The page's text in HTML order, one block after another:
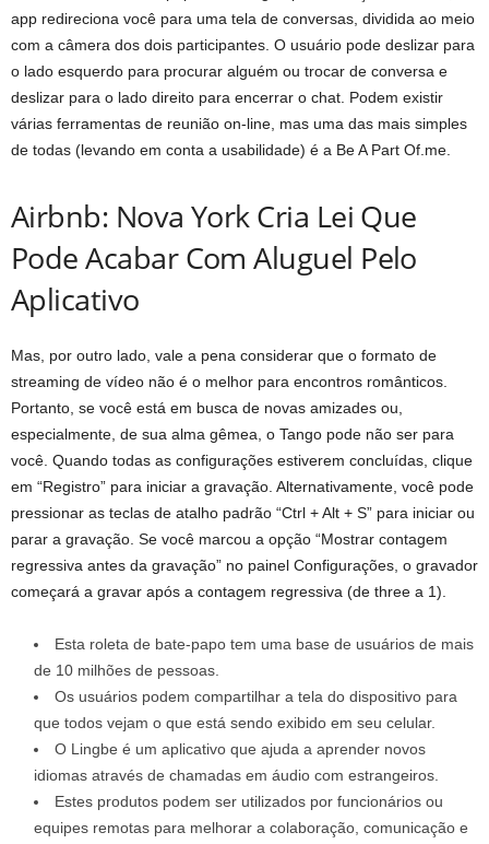
app redireciona você para uma tela de conversas, dividida ao meio
com a câmera dos dois participantes. O usuário pode deslizar para
o lado esquerdo para procurar alguém ou trocar de conversa e
deslizar para o lado direito para encerrar o chat. Podem existir
várias ferramentas de reunião on-line, mas uma das mais simples
de todas (levando em conta a usabilidade) é a Be A Part Of.me.
Airbnb: Nova York Cria Lei Que
Pode Acabar Com Aluguel Pelo
Aplicativo
Mas, por outro lado, vale a pena considerar que o formato de
streaming de vídeo não é o melhor para encontros românticos.
Portanto, se você está em busca de novas amizades ou,
especialmente, de sua alma gêmea, o Tango pode não ser para
você. Quando todas as configurações estiverem concluídas, clique
em “Registro” para iniciar a gravação. Alternativamente, você pode
pressionar as teclas de atalho padrão “Ctrl + Alt + S” para iniciar ou
parar a gravação. Se você marcou a opção “Mostrar contagem
regressiva antes da gravação” no painel Configurações, o gravador
começará a gravar após a contagem regressiva (de three a 1).
Esta roleta de bate-papo tem uma base de usuários de mais
de 10 milhões de pessoas.
Os usuários podem compartilhar a tela do dispositivo para
que todos vejam o que está sendo exibido em seu celular.
O Lingbe é um aplicativo que ajuda a aprender novos
idiomas através de chamadas em áudio com estrangeiros.
Estes produtos podem ser utilizados por funcionários ou
equipes remotas para melhorar a colaboração, comunicação e